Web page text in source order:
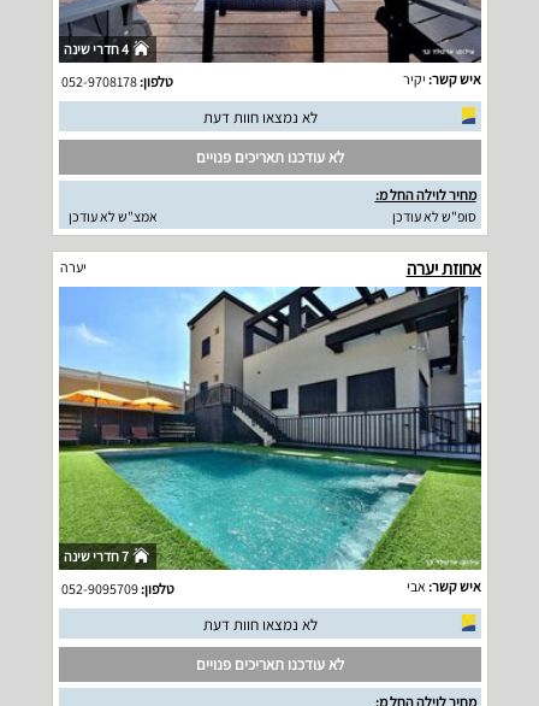
4 חדרי שינה
איש קשר: יקיר טלפון:052-9708178
לא נמצאו חוות דעת
לא עודכנו תאריכים פנויים
מחיר לוילה החל מ:
סופ"ש לא עודכן
אמצ"ש לא עודכן
אחוזת יערה יערה
7 חדרי שינה
איש קשר: אבי טלפון:052-9095709
לא נמצאו חוות דעת
לא עודכנו תאריכים פנויים
מחיר לוילה החל מ: